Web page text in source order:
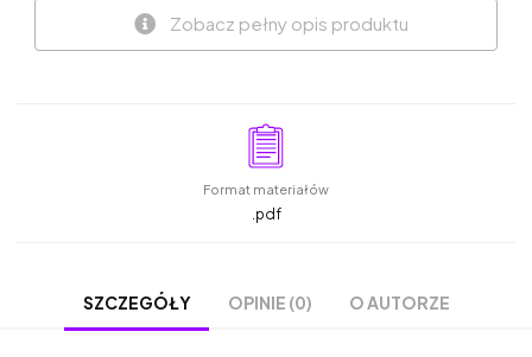
Zobacz pełny opis produktu
Format materiałów
.pdf
SZCZEGÓŁY OPINIE (0) O AUTORZE